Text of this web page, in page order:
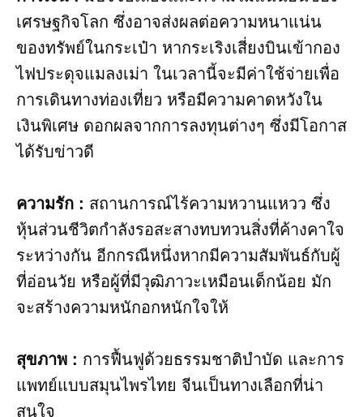
เศรษฐกิจโลก ซึ่งอาจส่งผลต่อความหนาแน่น
ของทรัพย์ในกระเป๋า หากระเริงเสี่ยงบินเข้ากอง
ไฟประดุจแมลงเม่า ในเวลานี้จะมีค่าใช้จ่ายเพื่อ
การเดินทางท่องเที่ยว หรือมีความคาดหวังใน
เงินพิเศษ ดอกผลจากการลงทุนต่างๆ ซึ่งมีโอกาส
ได้รับข่าวดี
ความรัก : สถานการณ์ไร้ความหวานแหวว ซึ่ง
หุ้นส่วนชีวิตกำลังรอสะสางทบทวนสิ่งที่ค้างคาใจ
ระหว่างกัน อีกกรณีหนึ่งหากมีความสัมพันธ์กับผู้
ที่อ่อนวัย หรือผู้ที่มีวุฒิภาวะเหมือนเด็กน้อย มัก
จะสร้างความหนักอกหนักใจให้
สุขภาพ : การฟื้นฟูด้วยธรรมชาติบำบัด และการ
แพทย์แบบสมุนไพรไทย จีนเป็นทางเลือกที่น่า
สนใจ